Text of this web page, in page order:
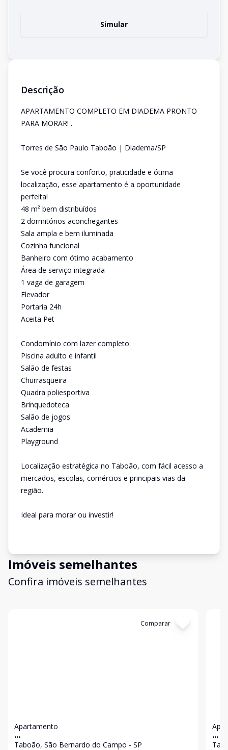
Simular
Descrição
APARTAMENTO COMPLETO EM DIADEMA PRONTO
PARA MORAR! .
Torres de São Paulo Taboão | Diadema/SP
Se você procura conforto, praticidade e ótima
localização, esse apartamento é a oportunidade
perfeita!
48 m² bem distribuídos
2 dormitórios aconchegantes
Sala ampla e bem iluminada
Cozinha funcional
Banheiro com ótimo acabamento
Área de serviço integrada
1 vaga de garagem
Elevador
Portaria 24h
Aceita Pet
Condomínio com lazer completo:
Piscina adulto e infantil
Salão de festas
Churrasqueira
Quadra poliesportiva
Brinquedoteca
Salão de jogos
Academia
Playground
Localização estratégica no Taboão, com fácil acesso a
mercados, escolas, comércios e principais vias da
região.
Ideal para morar ou investir!
Imóveis semelhantes
Confira imóveis semelhantes
Comparar
Apartamento
...
Taboão, São Bernardo do Campo - SP
...